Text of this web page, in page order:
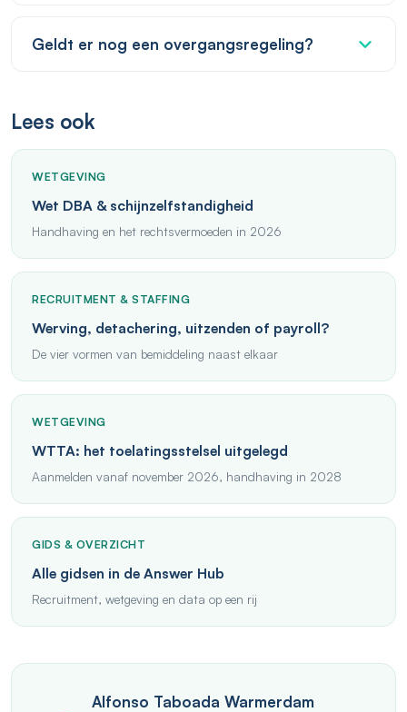
Geldt er nog een overgangsregeling?
Lees ook
WETGEVING
Wet DBA & schijnzelfstandigheid
Handhaving en het rechtsvermoeden in 2026
RECRUITMENT & STAFFING
Werving, detachering, uitzenden of payroll?
De vier vormen van bemiddeling naast elkaar
WETGEVING
WTTA: het toelatingsstelsel uitgelegd
Aanmelden vanaf november 2026, handhaving in 2028
GIDS & OVERZICHT
Alle gidsen in de Answer Hub
Recruitment, wetgeving en data op een rij
Alfonso Taboada Warmerdam